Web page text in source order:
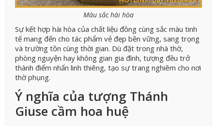
Màu sắc hài hòa
Sự kết hợp hài hòa của chất liệu đồng cùng sắc màu tinh
tế mang đến cho tác phẩm vẻ đẹp bền vững, sang trọng
và trường tồn cùng thời gian. Dù đặt trong nhà thờ,
phòng nguyện hay không gian gia đình, tượng đều trở
thành điểm nhấn linh thiêng, tạo sự trang nghiêm cho nơi
thờ phụng.
Ý nghĩa của tượng Thánh
Giuse cầm hoa huệ